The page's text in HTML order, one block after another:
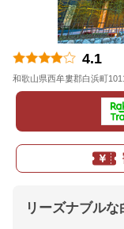
4.1
和歌山県西牟婁郡白浜町
リーズナブル